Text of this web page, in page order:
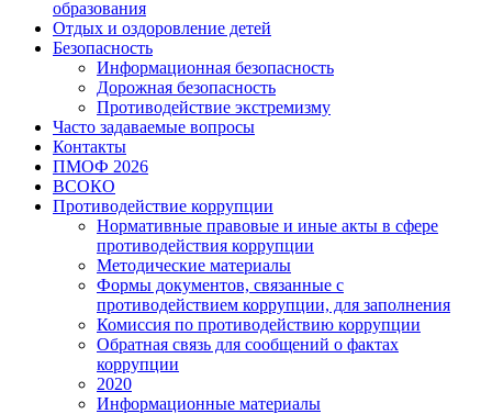
образования
Отдых и оздоровление детей
Безопасность
Информационная безопасность
Дорожная безопасность
Противодействие экстремизму
Часто задаваемые вопросы
Контакты
ПМОФ 2026
ВСОКО
Противодействие коррупции
Нормативные правовые и иные акты в сфере
противодействия коррупции
Методические материалы
Формы документов, связанные с
противодействием коррупции, для заполнения
Комиссия по противодействию коррупции
Обратная связь для сообщений о фактах
коррупции
2020
Информационные материалы